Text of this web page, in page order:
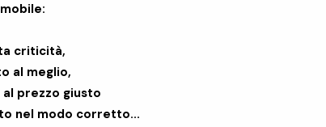
criticità,
al meglio,
prezzo giusto
nel modo corretto...